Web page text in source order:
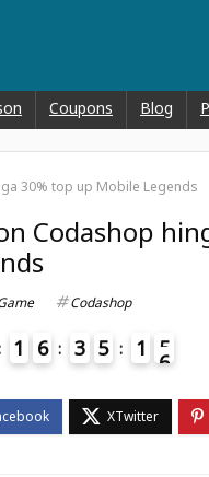
Coupons Blog
30% top up Mobile Legends
Codashop
Codashop
1 6 3 5 1
5